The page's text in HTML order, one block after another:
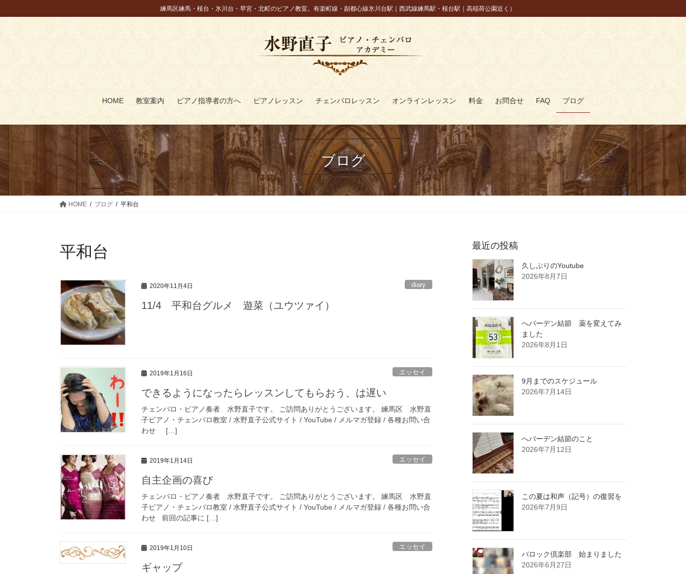
ン
ビ
練馬区練馬・桜台・氷川台・早宮・北町のピアノ教室。有楽町線・副都心線氷川台駅｜西武線練馬駅・桜台駅｜高稲荷公園近く）
HOME 教室案内 ピアノ指導者の方へ ピアノレッスン チェンバロレッスン オンラインレッスン 料金 お問合せ FAQ ブログ
ブログ
HOME ブログ 平和台
平和台
2020年11月4日 diary
11/4 平和台グルメ 遊菜（ユウツァイ）
2019年1月16日 エッセイ
できるようになったらレッスンしてもらおう、は遅い
チェンバロ・ピアノ奏者 水野直子です。 ご訪問ありがとうございます。 練馬区 水野直
子ピアノ・チェンバロ教室 / 水野直子公式サイト / YouTube / メルマガ登録 / 各種お問い合
わせ […]
2019年1月14日 エッセイ
自主企画の喜び
チェンバロ・ピアノ奏者 水野直子です。 ご訪問ありがとうございます。 練馬区 水野直
子ピアノ・チェンバロ教室 / 水野直子公式サイト / YouTube / メルマガ登録 / 各種お問い合
わせ 前回の記事に […]
2019年1月10日 エッセイ
ギャップ
最近の投稿
久しぶりのYoutube
2026年8月7日
へバーデン結節 薬を変えてみ
ました
2026年8月1日
9月までのスケジュール
2026年7月14日
へバーデン結節のこと
2026年7月12日
この夏は和声（記号）の復習を
2026年7月9日
バロック倶楽部 始まりました
2026年6月27日